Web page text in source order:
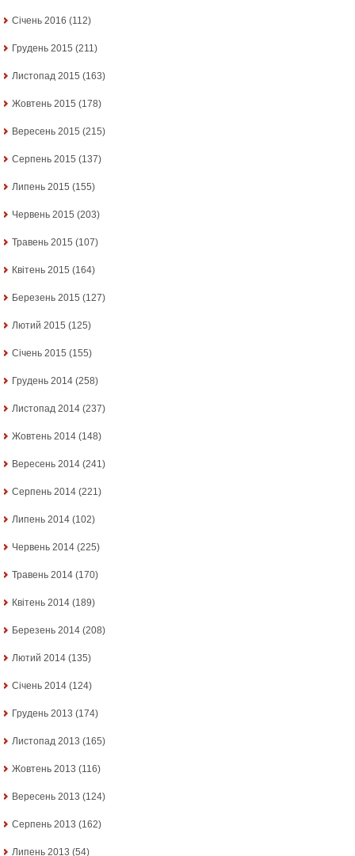
Січень 2016 (112)
Грудень 2015 (211)
Листопад 2015 (163)
Жовтень 2015 (178)
Вересень 2015 (215)
Серпень 2015 (137)
Липень 2015 (155)
Червень 2015 (203)
Травень 2015 (107)
Квітень 2015 (164)
Березень 2015 (127)
Лютий 2015 (125)
Січень 2015 (155)
Грудень 2014 (258)
Листопад 2014 (237)
Жовтень 2014 (148)
Вересень 2014 (241)
Серпень 2014 (221)
Липень 2014 (102)
Червень 2014 (225)
Травень 2014 (170)
Квітень 2014 (189)
Березень 2014 (208)
Лютий 2014 (135)
Січень 2014 (124)
Грудень 2013 (174)
Листопад 2013 (165)
Жовтень 2013 (116)
Вересень 2013 (124)
Серпень 2013 (162)
Липень 2013 (54)